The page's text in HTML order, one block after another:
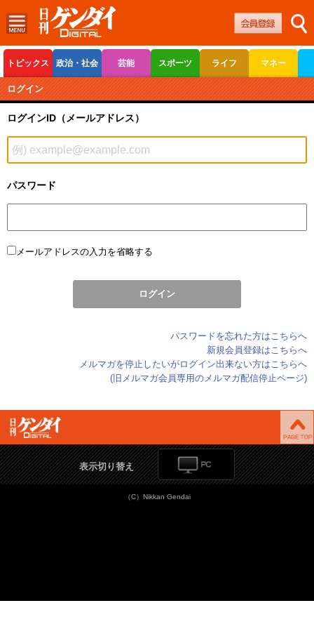
トピックス 政治・社会 芸能 スポーツ ライフ マネー
ボートレース
ログイン
ログインID（メールアドレス）
パスワード
メールアドレスの入力を省略する
パスワードを忘れた方はこちらへ
新規会員登録はこちらへ
メルマガを停止したいがログイン出来ない方はこちらへ
(旧メルマガ会員専用のメルマガ配信停止ページ)
表示切り替え
（C）Nikkan Gendai